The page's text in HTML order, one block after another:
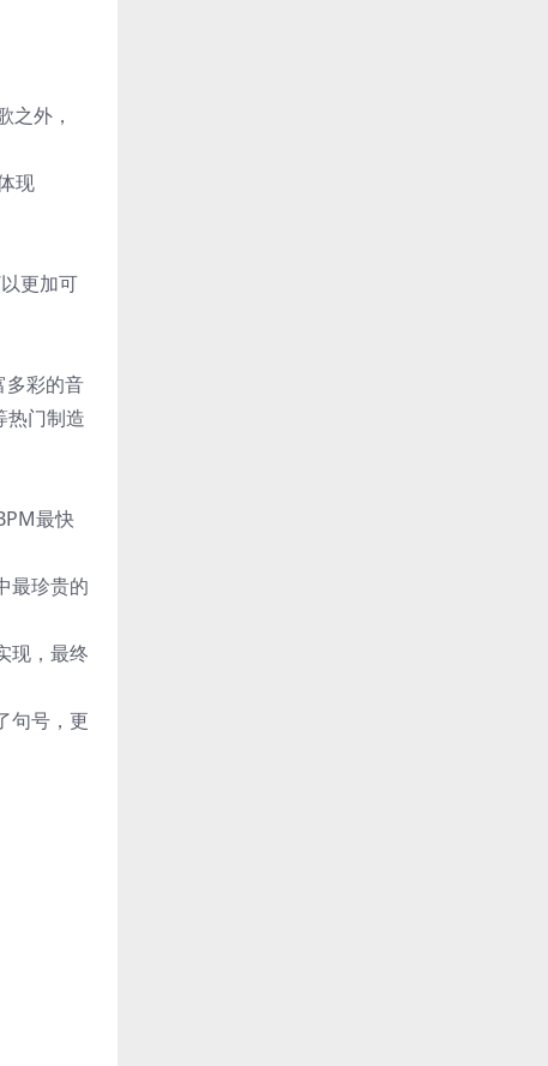
之外，
现
更加可
多彩的音
热门制造
最快
最珍贵的
现，最终
句号，更